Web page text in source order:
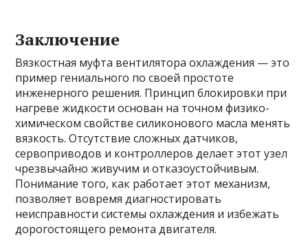
Заключение
Вязкостная муфта вентилятора охлаждения — это
пример гениального по своей простоте
инженерного решения. Принцип блокировки при
нагреве жидкости основан на точном физико-
химическом свойстве силиконового масла менять
вязкость. Отсутствие сложных датчиков,
сервоприводов и контроллеров делает этот узел
чрезвычайно живучим и отказоустойчивым.
Понимание того, как работает этот механизм,
позволяет вовремя диагностировать
неисправности системы охлаждения и избежать
дорогостоящего ремонта двигателя.